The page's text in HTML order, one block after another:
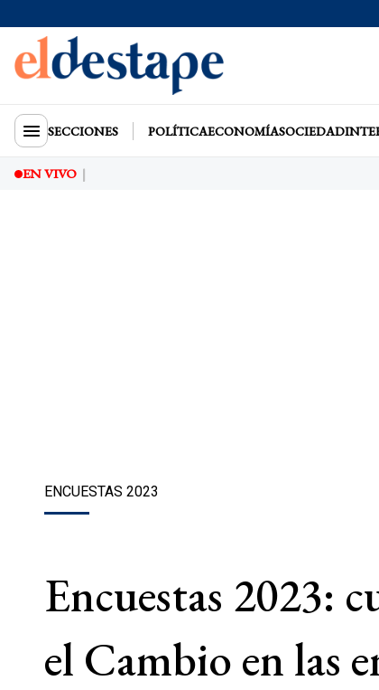
SECCIONES POLÍTICAECONOMÍASOCIEDAD
EN VIVO
ENCUESTAS 2023
Encuestas 2023:
el Cambio en las